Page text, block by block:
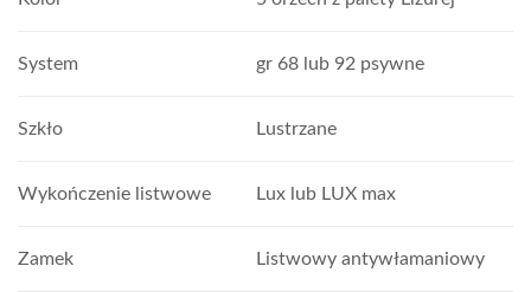
System gr 68 lub 92 psywne
Szkło Lustrzane
Wykończenie listwowe Lux lub LUX max
Zamek Listwowy antywłamaniowy